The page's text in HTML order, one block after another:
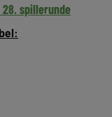
28. spillerunde